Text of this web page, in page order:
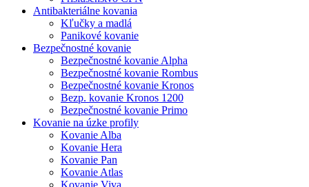
Antibakteriálne kovania
Kľučky a madlá
Panikové kovanie
Bezpečnostné kovanie
Bezpečnostné kovanie Alpha
Bezpečnostné kovanie Rombus
Bezpečnostné kovanie Kronos
Bezp. kovanie Kronos 1200
Bezpečnostné kovanie Primo
Kovanie na úzke profily
Kovanie Alba
Kovanie Hera
Kovanie Pan
Kovanie Atlas
Kovanie Viva